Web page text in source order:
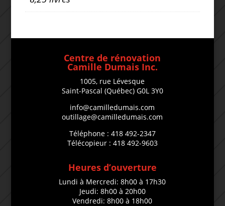
Centre de rénovation
Camille Dumais Inc.
1005, rue Lévesque
Saint-Pascal (Québec) G0L 3Y0
info@camilledumais.com
outillage@camilledumais.com
Téléphone : 418 492-2347
Télécopieur : 418 492-9603
Heures d’ouverture
Lundi à Mercredi: 8h00 à 17h30
Jeudi: 8h00 à 20h00
Vendredi: 8h00 à 18h00